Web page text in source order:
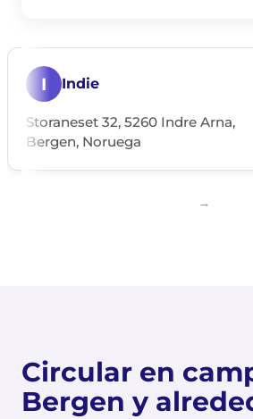
I Indie
Storaneset 32, 5260 Indre Arna,
Bergen, Noruega
Circular en
Bergen y